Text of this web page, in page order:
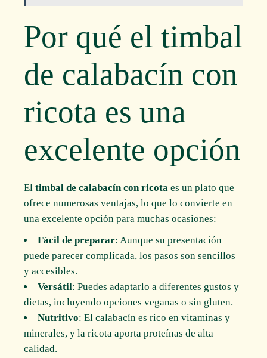
Por qué el timbal
de calabacín con
ricota es una
excelente opción
Eltimbal de calabacín con ricota es un plato que
ofrece numerosas ventajas, lo que lo convierte en
una excelente opción para muchas ocasiones:
Fácil de preparar: Aunque su presentación
puede parecer complicada, los pasos son sencillos
y accesibles.
Versátil: Puedes adaptarlo a diferentes gustos y
dietas, incluyendo opciones veganas o sin gluten.
Nutritivo: El calabacín es rico en vitaminas y
minerales, y la ricota aporta proteínas de alta
calidad.